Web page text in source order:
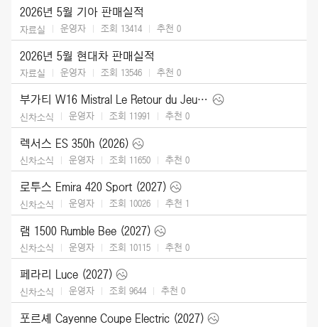
2026년 5월 기아 판매실적
자료실 운영자 조회 13414 추천 0
2026년 5월 현대차 판매실적
자료실 운영자 조회 13546 추천 0
부가티 W16 Mistral Le Retour du Jeune Prince (2026)
신차소식 운영자 조회 11991 추천 0
렉서스 ES 350h (2026)
신차소식 운영자 조회 11650 추천 0
로투스 Emira 420 Sport (2027)
신차소식 운영자 조회 10026 추천 1
램 1500 Rumble Bee (2027)
신차소식 운영자 조회 10115 추천 0
페라리 Luce (2027)
신차소식 운영자 조회 9644 추천 0
포르셰 Cayenne Coupe Electric (2027)